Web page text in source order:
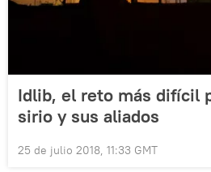
Idlib, el reto más difícil
sirio y sus aliados
25 de julio 2018, 11:33 GMT